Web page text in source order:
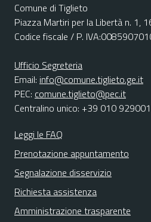
Comune di Tiglieto
Piazza Martiri per la Libertà n. 1,
Codice fiscale / P.
Ufficio Segreteria
Email: info@comune.tiglieto.ge.it
PEC: comune.tiglieto@pec.it
Centralino unico: +39 010 929001
Leggi le FAQ
Prenotazione appuntamento
Segnalazione disservizio
Richiesta assistenza
Amministrazione trasparente